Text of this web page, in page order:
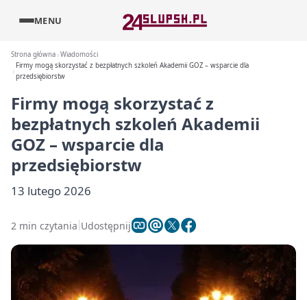
MENU
Strona główna Wiadomości
Firmy mogą skorzystać z bezpłatnych szkoleń Akademii GOZ – wsparcie dla
przedsiębiorstw
Firmy mogą skorzystać z
bezpłatnych szkoleń Akademii
GOZ – wsparcie dla
przedsiębiorstw
13 lutego 2026
2 min czytania Udostępnij